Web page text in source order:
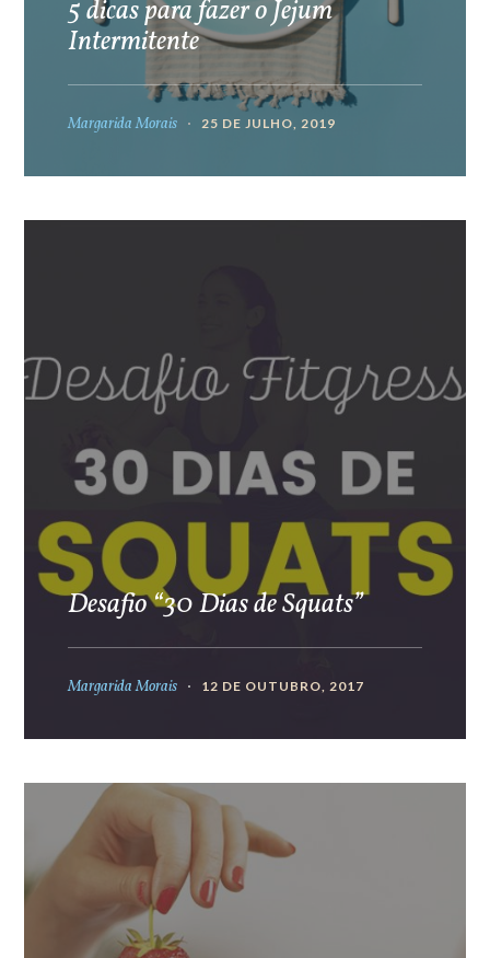
5 dicas para fazer o Jejum
Intermitente
Margarida Morais 25 DE JULHO, 2019
Desafio “30 Dias de Squats”
Margarida Morais 12 DE OUTUBRO, 2017